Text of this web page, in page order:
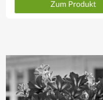
Zum Produkt